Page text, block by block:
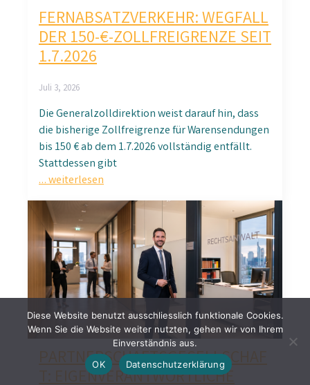
FERNABSATZVERKEHR: WEGFALL
DER 150-€-ZOLLFREIGRENZE SEIT
1.7.2026
Juli 3, 2026
Die Generalzolldirektion weist darauf hin, dass
die bisherige Zollfreigrenze für Warensendungen
bis 150 € ab dem 1.7.2026 vollständig entfällt.
Stattdessen gibt
… weiterlesen
PARTNERSCHAFTSGESELLSCHAF
T: EIGENVERANTWORTLICHE
Diese Website benutzt ausschliesslich funktionale Cookies.
Wenn Sie die Website weiter nutzten, gehen wir von Ihrem
Einverständnis aus.
OK
Datenschutzerklärung